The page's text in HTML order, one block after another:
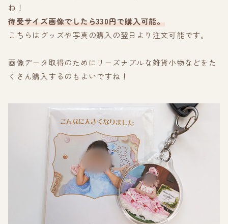
ね！
待受サイズ画像でしたら330円で購入可能。
こちらはグッズや写真の購入の翌日より注文可能です。
画像データ取得のためにリーズナブルな雑貨小物などをた
くさん購入するのもよいですね！